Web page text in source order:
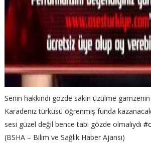
Senin hakkındı gözde sakın üzülme
Karadeniz türküsü öğrenmiş funda
sesi güzel değil bence tabi gözde olmalıydı
(BSHA – Bilim ve Sağlık Haber Ajansı)